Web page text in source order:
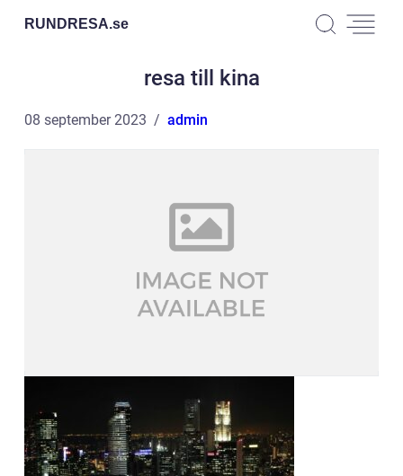
RUNDRESA.se
resa till kina
08 september 2023 admin